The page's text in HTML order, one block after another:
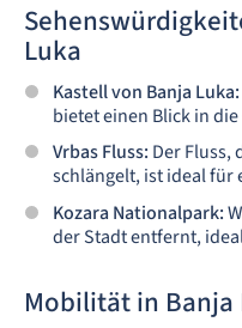
Luka
Kastell von Banja Luka:
bietet einen Blick in
Vrbas Fluss: Der Fluss,
schlängelt, ist ideal für
Kozara Nationalpark:
der Stadt entfernt,
Mobilität in Banja